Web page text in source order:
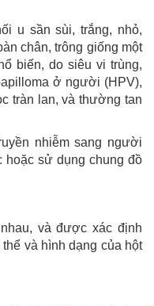
u sần sùi, trắng, nhỏ,
chân, trông giống một
biến, do siêu vi trùng,
ở người (HPV),
tràn lan, và thường tan
nhiễm sang người
hoặc sử dụng chung đồ
và được xác định
và hình dạng của hột